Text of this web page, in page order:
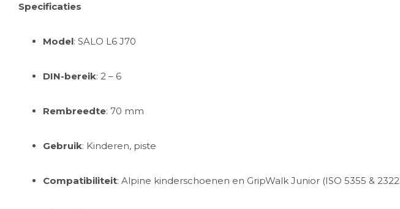
Specificaties
Model: SALO L6 J70
DIN-bereik: 2 – 6
Rembreedte: 70 mm
Gebruik: Kinderen, piste
Compatibiliteit: Alpine kinderschoenen en GripWalk Junior (ISO 5355 &